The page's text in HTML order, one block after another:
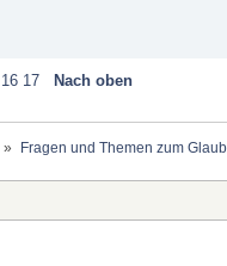
16 17 Nach oben
» Fragen und Themen zum